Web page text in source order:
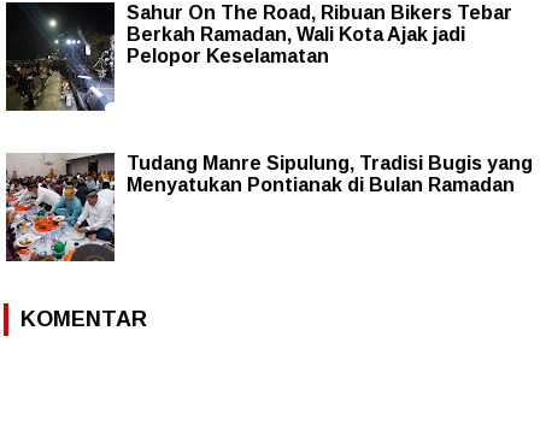
Sahur On The Road, Ribuan Bikers Tebar
Berkah Ramadan, Wali Kota Ajak jadi
Pelopor Keselamatan
Tudang Manre Sipulung, Tradisi Bugis yang
Menyatukan Pontianak di Bulan Ramadan
KOMENTAR